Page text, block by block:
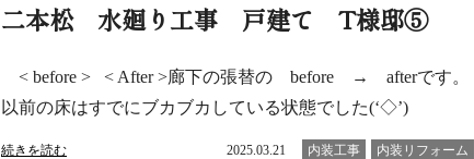
二本松 水廻り工事 戸建て T様邸⑤
< before > < After >廊下の張替の before → afterです。
以前の床はすでにブカブカしている状態でした(‘◇’)
続きを読む 2025.03.21 内装工事 内装リフォーム